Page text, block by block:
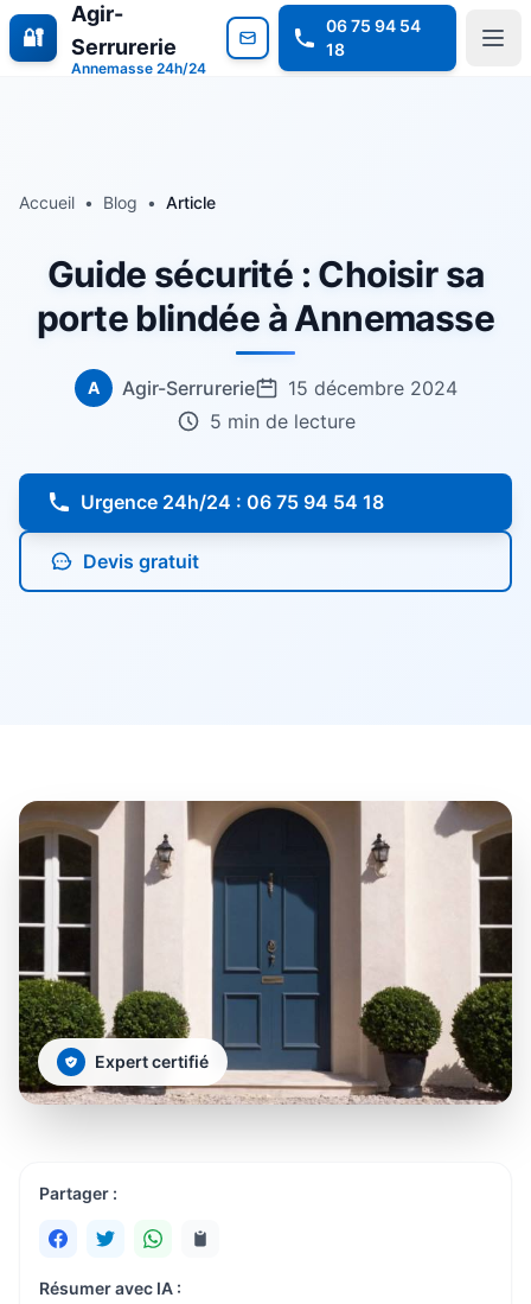
🔐
Agir-
Serrurerie
Annemasse 24h/24
06 75 94 54
18
Accueil • Blog • Article
Guide sécurité : Choisir sa
porte blindée à Annemasse
A Agir-Serrurerie
15 décembre 2024
5 min de lecture
Urgence 24h/24 : 06 75 94 54 18
Devis gratuit
Expert certifié
Partager :
Résumer avec IA :